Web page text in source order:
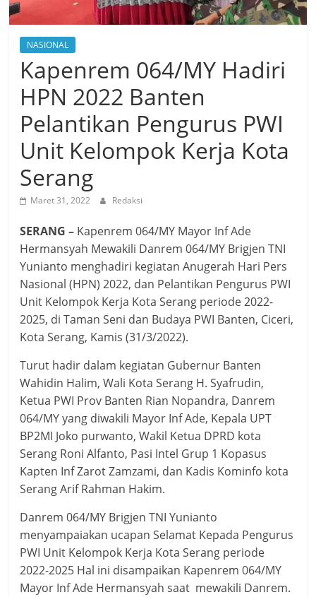
NASIONAL
Kapenrem 064/MY Hadiri
HPN 2022 Banten
Pelantikan Pengurus PWI
Unit Kelompok Kerja Kota
Serang
Maret 31, 2022 Redaksi
SERANG – Kapenrem 064/MY Mayor Inf Ade
Hermansyah Mewakili Danrem 064/MY Brigjen TNI
Yunianto menghadiri kegiatan Anugerah Hari Pers
Nasional (HPN) 2022, dan Pelantikan Pengurus PWI
Unit Kelompok Kerja Kota Serang periode 2022-
2025, di Taman Seni dan Budaya PWI Banten, Ciceri,
Kota Serang, Kamis (31/3/2022).
Turut hadir dalam kegiatan Gubernur Banten
Wahidin Halim, Wali Kota Serang H. Syafrudin,
Ketua PWI Prov Banten Rian Nopandra, Danrem
064/MY yang diwakili Mayor Inf Ade, Kepala UPT
BP2MI Joko purwanto, Wakil Ketua DPRD kota
Serang Roni Alfanto, Pasi Intel Grup 1 Kopasus
Kapten Inf Zarot Zamzami, dan Kadis Kominfo kota
Serang Arif Rahman Hakim.
Danrem 064/MY Brigjen TNI Yunianto
menyampaiakan ucapan Selamat Kepada Pengurus
PWI Unit Kelompok Kerja Kota Serang periode
2022-2025 Hal ini disampaikan Kapenrem 064/MY
Mayor Inf Ade Hermansyah saat mewakili Danrem.